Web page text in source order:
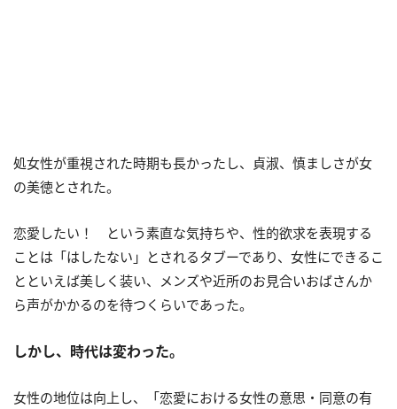
処女性が重視された時期も長かったし、貞淑、慎ましさが女
の美徳とされた。
恋愛したい！ という素直な気持ちや、性的欲求を表現する
ことは「はしたない」とされるタブーであり、女性にできるこ
とといえば美しく装い、メンズや近所のお見合いおばさんか
ら声がかかるのを待つくらいであった。
しかし、時代は変わった。
女性の地位は向上し、「恋愛における女性の意思・同意の有